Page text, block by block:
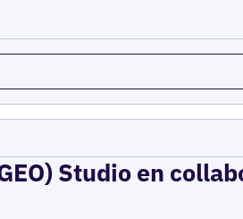
Studio en